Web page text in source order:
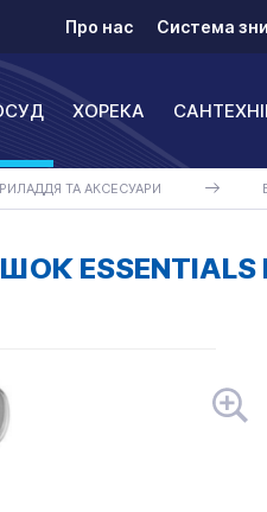
Про нас Система
ХОРЕКА
ТА АКСЕСУАРИ
ESSENTIALS